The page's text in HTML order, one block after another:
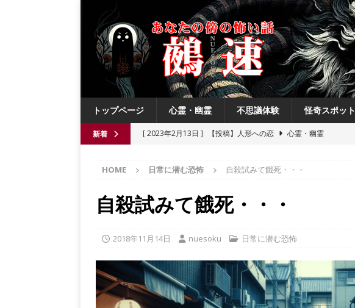
トップページ 心霊・幽霊 不思議体験 怪奇スポット
新着 [ 2023年2月13日 ] 【投稿】人形への恋
心霊・幽霊
[ 2021年6月13日 ]
チチケゥ
都市伝説
[ 2021年6月13日 ] ニュータウン祟り神
[ 2023年4月4日 ] 【投稿】厄祓い
HOME 日常に潜む恐怖 自殺試みて餓死・・・
自殺試みて餓死・・・
2018年11月14日 nuesoku 日常に潜む恐怖